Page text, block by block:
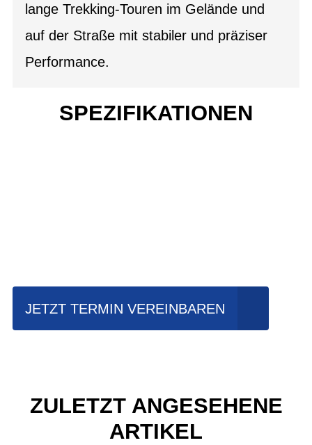
lange Trekking-Touren im Gelände und
auf der Straße mit stabiler und präziser
Performance.
SPEZIFIKATIONEN
JETZT TERMIN VEREINBAREN
ZULETZT ANGESEHENE
ARTIKEL